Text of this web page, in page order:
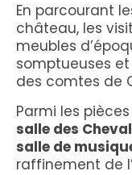
En parcourant
château, les
meubles
somptueuses
des comtes de
Parmi les
salle des
salle de
raffinement de